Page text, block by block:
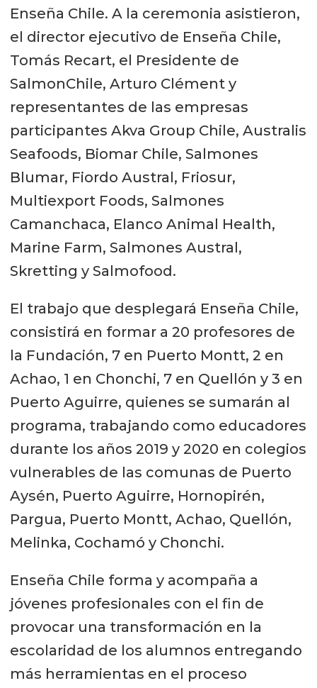
Enseña Chile. A la ceremonia asistieron,
el director ejecutivo de Enseña Chile,
Tomás Recart, el Presidente de
SalmonChile, Arturo Clément y
representantes de las empresas
participantes Akva Group Chile, Australis
Seafoods, Biomar Chile, Salmones
Blumar, Fiordo Austral, Friosur,
Multiexport Foods, Salmones
Camanchaca, Elanco Animal Health,
Marine Farm, Salmones Austral,
Skretting y Salmofood.
El trabajo que desplegará Enseña Chile,
consistirá en formar a 20 profesores de
la Fundación, 7 en Puerto Montt, 2 en
Achao, 1 en Chonchi, 7 en Quellón y 3 en
Puerto Aguirre, quienes se sumarán al
programa, trabajando como educadores
durante los años 2019 y 2020 en colegios
vulnerables de las comunas de Puerto
Aysén, Puerto Aguirre, Hornopirén,
Pargua, Puerto Montt, Achao, Quellón,
Melinka, Cochamó y Chonchi.
Enseña Chile forma y acompaña a
jóvenes profesionales con el fin de
provocar una transformación en la
escolaridad de los alumnos entregando
más herramientas en el proceso